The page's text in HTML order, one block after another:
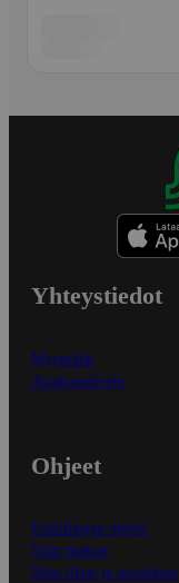
Yhteystiedot
Myymälät
Asiakaspalvelu
Ohjeet
Ensitilaajan ohjeet
Näin maksat
Näin tilaat ja muokkaat